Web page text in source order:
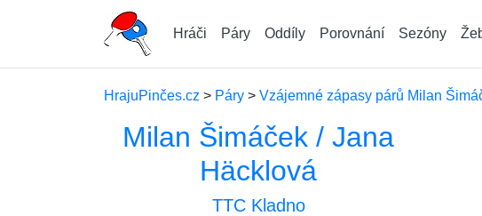
Hráči Páry Oddíly Porovnání Sezóny
HrajuPinčes.cz > Páry > Vzájemné zápasy párů Milan
Milan Šimáček / Jana
Häcklová
TTC Kladno